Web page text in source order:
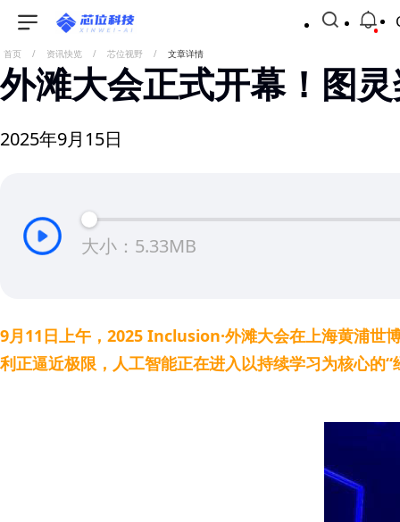
首页 / 资讯快览 / 芯位视野 / 文章详情
外滩大会正式开幕！图
2025年9月15日
大小：5.33MB
9月11日上午，2025 Inclusion·外滩大会在上海黄浦世
利正逼近极限，人工智能正在进入以持续学习为核心的